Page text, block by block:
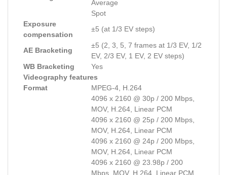
Average
Spot
Exposure
compensation
±5 (at 1/3 EV steps)
AE Bracketing
±5 (2, 3, 5, 7 frames at 1/3 EV, 1/2
EV, 2/3 EV, 1 EV, 2 EV steps)
WB Bracketing
Yes
Videography features
Format
MPEG-4, H.264
4096 x 2160 @ 30p / 200 Mbps,
MOV, H.264, Linear PCM
4096 x 2160 @ 25p / 200 Mbps,
MOV, H.264, Linear PCM
4096 x 2160 @ 24p / 200 Mbps,
MOV, H.264, Linear PCM
4096 x 2160 @ 23.98p / 200
Mbps, MOV, H.264, Linear PCM